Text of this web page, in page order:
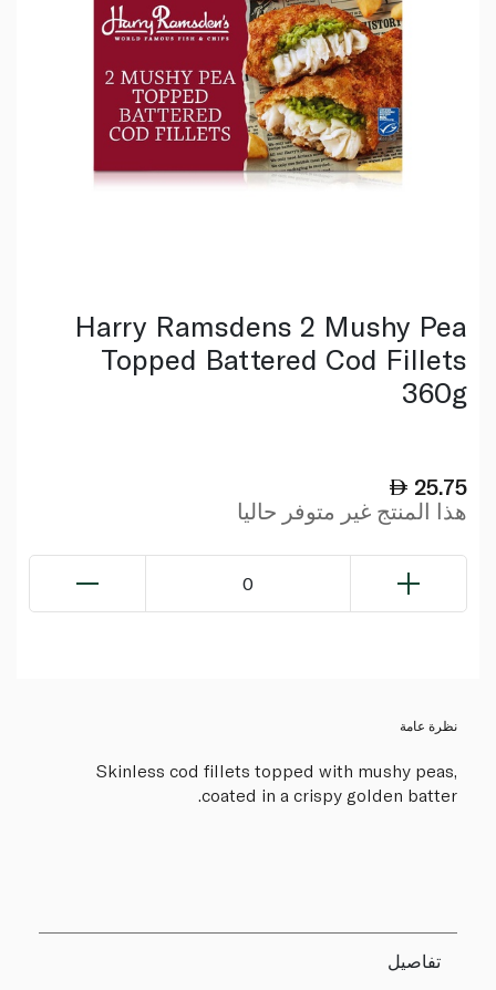
Harry Ramsdens 2 Mushy Pea
Topped Battered Cod Fillets
360g
25.75
هذا المنتج غير متوفر حاليا
0
نظرة عامة
Skinless cod fillets topped with mushy peas,
coated in a crispy golden batter.
تفاصيل